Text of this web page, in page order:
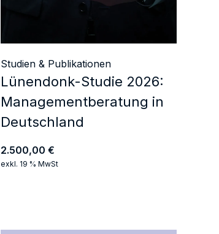
Studien & Publikationen
Lünendonk-Studie 2026:
Managementberatung in
Deutschland
2.500,00 €
exkl. 19 % MwSt